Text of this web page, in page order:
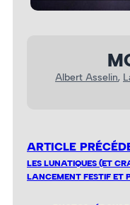
Albert Asselin,
ARTICLE
LES LUNATIQUES (ET
LANCEMENT FESTIF ET